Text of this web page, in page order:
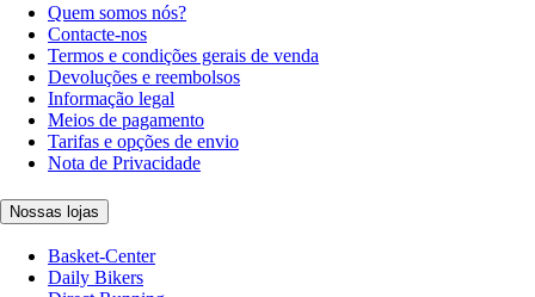
Quem somos nós?
Contacte-nos
Termos e condições gerais de venda
Devoluções e reembolsos
Informação legal
Meios de pagamento
Tarifas e opções de envio
Nota de Privacidade
Nossas lojas
Basket-Center
Daily Bikers